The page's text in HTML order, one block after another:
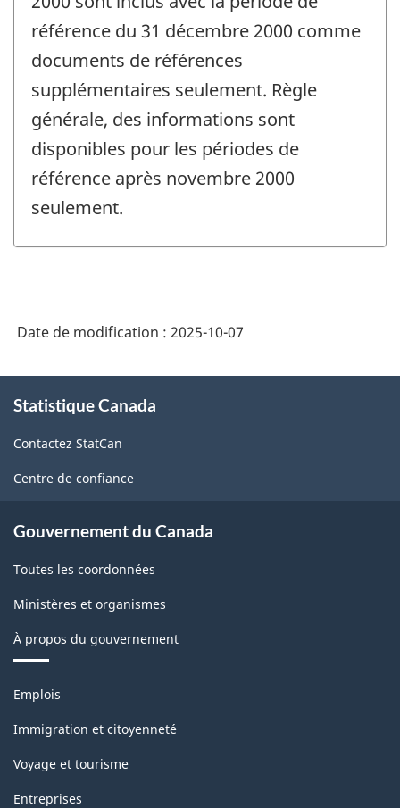
référence du 31 décembre 2000 comme
documents de références
supplémentaires seulement. Règle
générale, des informations sont
disponibles pour les périodes de
référence après novembre 2000
seulement.
Date de modification : 2025-10-07
propos
ce
site
Statistique Canada
Contactez StatCan
Centre de confiance
Gouvernement du Canada
Toutes les coordonnées
Ministères et organismes
À propos du gouvernement
Thèmes
sujets
Emplois
Immigration et citoyenneté
Voyage et tourisme
Entreprises